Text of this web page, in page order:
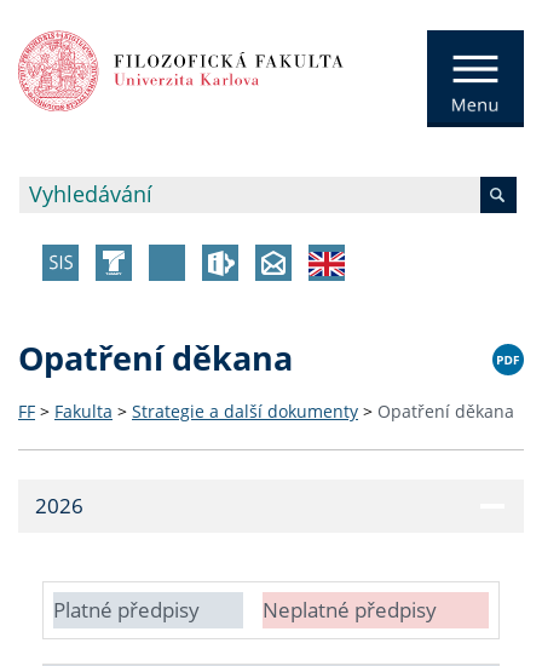
Opatření děkana
FF > Fakulta > Strategie a další dokumenty > Opatření děkana
2026
Platné předpisy Neplatné předpisy